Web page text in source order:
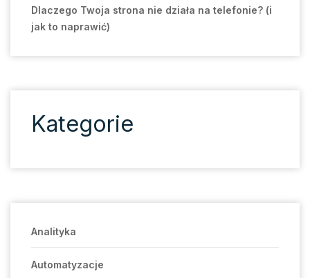
Dlaczego Twoja strona nie działa na telefonie? (i
jak to naprawić)
Kategorie
Analityka
Automatyzacje